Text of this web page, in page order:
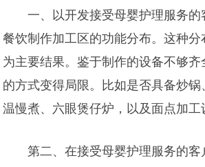
一、以开发接受母婴护理服务
餐饮制作加工区的功能分布。这种
为主要结果。鉴于制作的设备不够
的方式变得局限。比如是否具备炒
温慢煮、六眼煲仔炉，以及面点加工
第二、在接受母婴护理服务的